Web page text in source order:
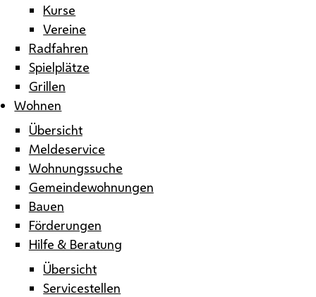
Kurse
Vereine
Radfahren
Spielplätze
Grillen
Wohnen
Übersicht
Meldeservice
Wohnungssuche
Gemeindewohnungen
Bauen
Förderungen
Hilfe & Beratung
Übersicht
Servicestellen